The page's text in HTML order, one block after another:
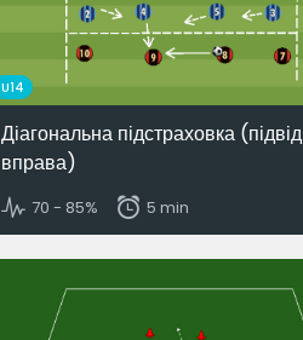
U14
Діагональна підстраховка
вправа)
70 - 85% 5 min